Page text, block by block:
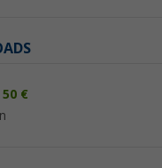
€